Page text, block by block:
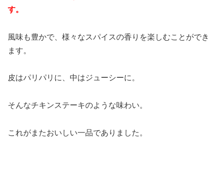
す。
風味も豊かで、様々なスパイスの香りを楽しむことができ
ます。
皮はパリパリに、中はジューシーに。
そんなチキンステーキのような味わい。
これがまたおいしい一品でありました。